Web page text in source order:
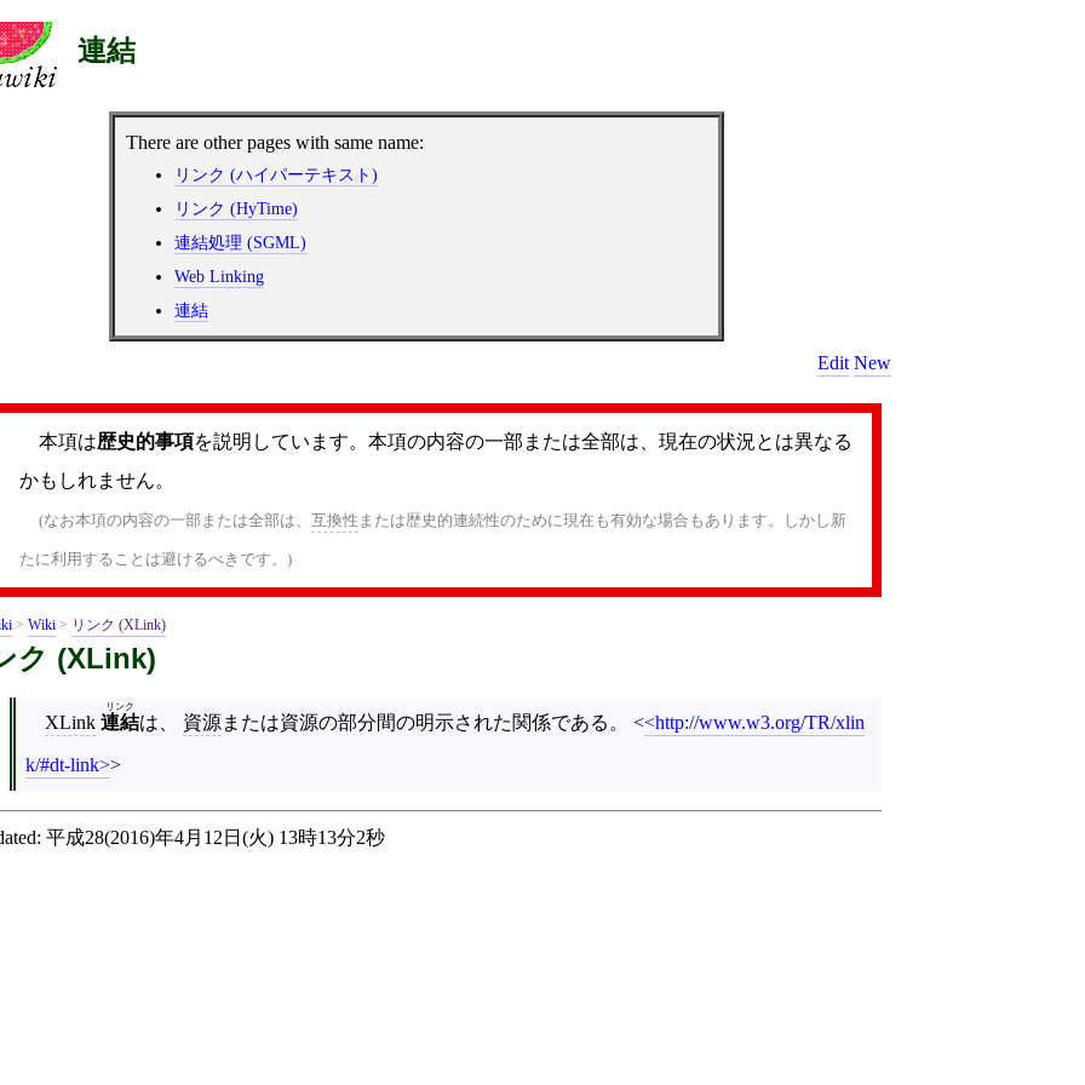
連結
There are other pages with same name:
リンク (ハイパーテキスト)
リンク (HyTime)
連結処理 (SGML)
Web Linking
連結
Edit New
本項は歴史的事項を説明しています。本項の内容の一部または全部は、現在の状況とは異なる
かもしれません。
(なお本項の内容の一部または全部は、 互換性 または歴史的連続性のために現在も有効な場合もあります。しかし新
たに利用することは避けるべきです。)
> Wiki > リンク (XLink)
ク (XLink)
XLink 連結
リンク
は、 資源または資源の部分間の明示された関係である。 < http://www.w3.org/TR/xlin
k/#dt-link >
平成28(2016)年4月12日(火) 13時13分2秒